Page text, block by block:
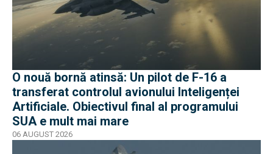
O nouă bornă atinsă: Un pilot de F-16 a
transferat controlul avionului Inteligenței
Artificiale. Obiectivul final al programului
SUA e mult mai mare
06 AUGUST 2026